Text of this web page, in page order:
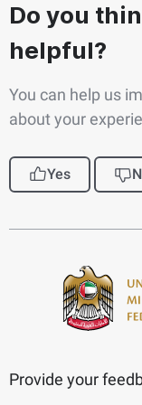
Do you
helpful?
You can help us
about your
Yes
Provide your